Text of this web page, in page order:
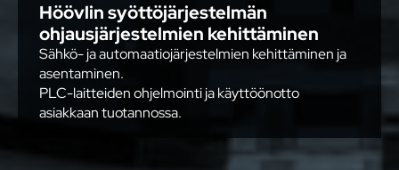
Höövlin syöttöjärjestelmän
ohjausjärjestelmien kehittäminen
Sähkö- ja automaatiojärjestelmien kehittäminen ja
asentaminen.
PLC-laitteiden ohjelmointi ja käyttöönotto
asiakkaan tuotannossa.